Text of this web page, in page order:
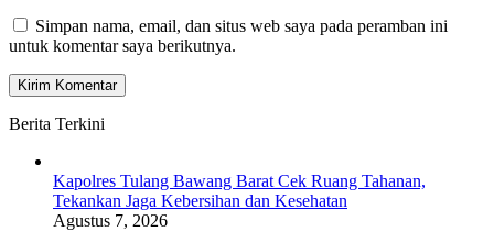
Simpan nama, email, dan situs web saya pada peramban ini
untuk komentar saya berikutnya.
Berita Terkini
Kapolres Tulang Bawang Barat Cek Ruang Tahanan,
Tekankan Jaga Kebersihan dan Kesehatan
Agustus 7, 2026